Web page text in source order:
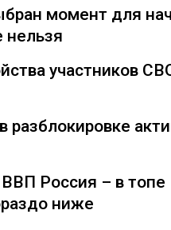
момент для
нельзя
участников
Россия – в топе
ниже